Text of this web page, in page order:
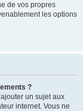
de vos propres
les options
?
un sujet aux
internet. Vous ne